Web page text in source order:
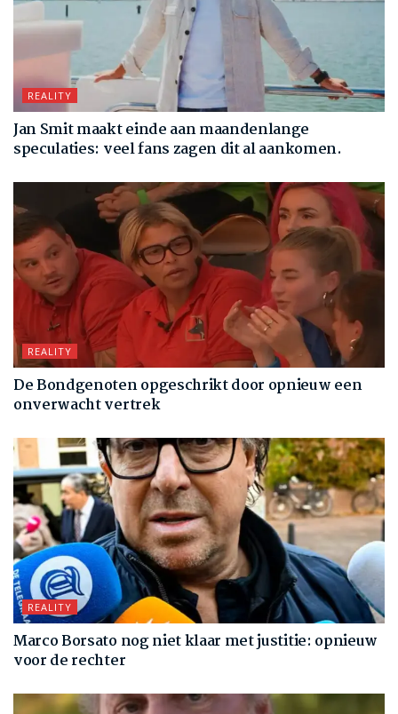
REALITY
Jan Smit maakt einde aan maandenlange
speculaties: veel fans zagen dit al aankomen.
REALITY
De Bondgenoten opgeschrikt door opnieuw een
onverwacht vertrek
REALITY
Marco Borsato nog niet klaar met justitie: opnieuw
voor de rechter